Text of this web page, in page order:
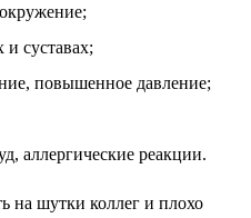
суставах;
повышенное давление;
аллергические реакции.
на шутки коллег и плохо